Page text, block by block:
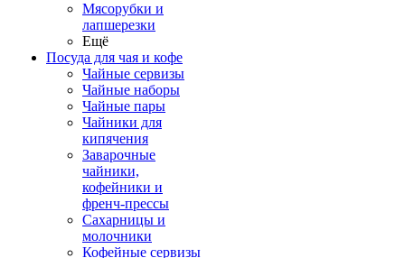
Мясорубки и
лапшерезки
Ещё
Посуда для чая и кофе
Чайные сервизы
Чайные наборы
Чайные пары
Чайники для
кипячения
Заварочные
чайники,
кофейники и
френч-прессы
Сахарницы и
молочники
Кофейные сервизы